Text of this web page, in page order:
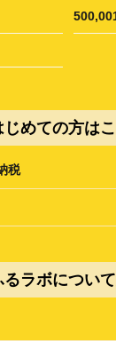
じめての方は
税
るラボについ